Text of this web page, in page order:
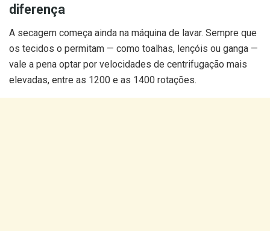
diferença
A secagem começa ainda na máquina de lavar. Sempre que
os tecidos o permitam — como toalhas, lençóis ou ganga —
vale a pena optar por velocidades de centrifugação mais
elevadas, entre as 1200 e as 1400 rotações.